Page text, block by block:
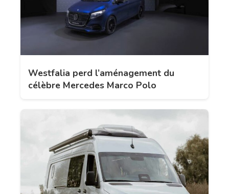
Westfalia perd l’aménagement du
célèbre Mercedes Marco Polo